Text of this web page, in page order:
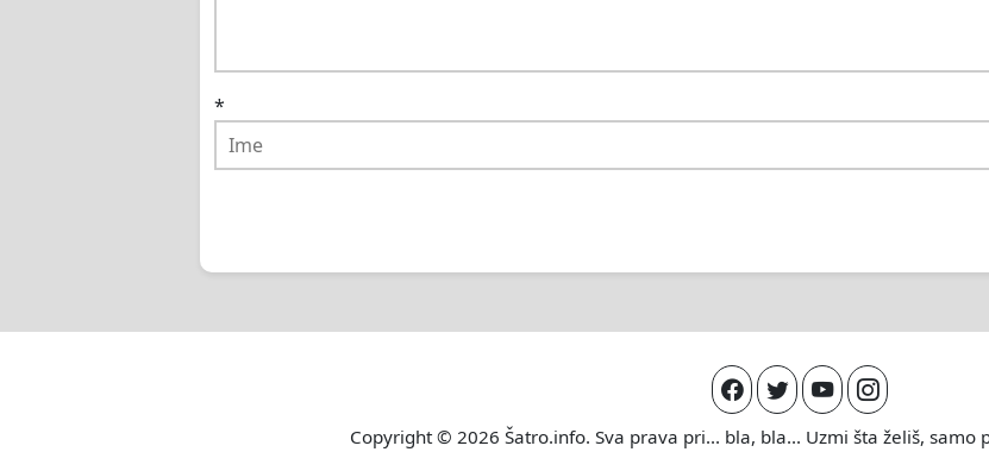
*
Copyright © 2026 Šatro.info. Sva prava pri... bla, bla... Uzmi šta želiš, samo